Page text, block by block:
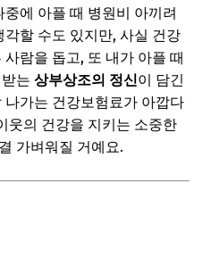
세요
세요
중에 아플 때 병원비 아끼려
각할 수도 있지만, 사실 건강
람을 돕고, 또 내가 아플 때
는 상부상조의 정신이 담긴
가는 건강보험료가 아깝다
웃의 건강을 지키는 소중한
가벼워질 거예요.